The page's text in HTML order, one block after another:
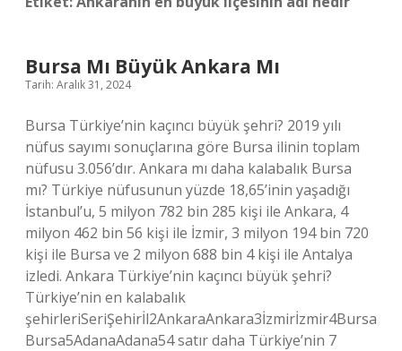
Bursa Mı Büyük Ankara Mı
Tarih: Aralık 31, 2024
Bursa Türkiye’nin kaçıncı büyük şehri? 2019 yılı
nüfus sayımı sonuçlarına göre Bursa ilinin toplam
nüfusu 3.056’dır. Ankara mı daha kalabalık Bursa
mı? Türkiye nüfusunun yüzde 18,65’inin yaşadığı
İstanbul’u, 5 milyon 782 bin 285 kişi ile Ankara, 4
milyon 462 bin 56 kişi ile İzmir, 3 milyon 194 bin 720
kişi ile Bursa ve 2 milyon 688 bin 4 kişi ile Antalya
izledi. Ankara Türkiye’nin kaçıncı büyük şehri?
Türkiye’nin en kalabalık
şehirleriSeriŞehirİl2AnkaraAnkara3İzmirİzmir4Bursa
Bursa5AdanaAdana54 satır daha Türkiye’nin 7